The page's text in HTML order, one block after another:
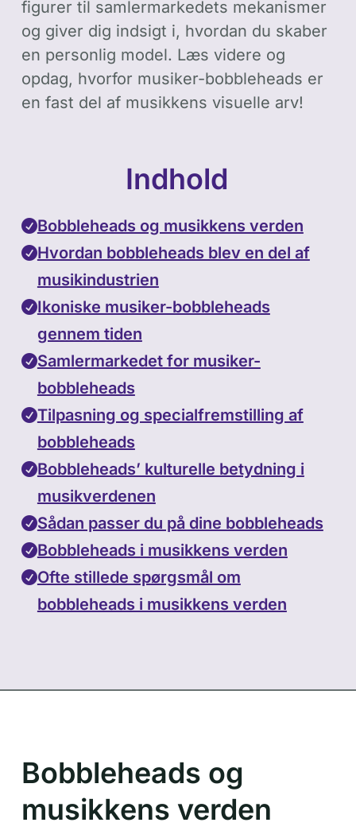
figurer til samlermarkedets mekanismer
og giver dig indsigt i, hvordan du skaber
en personlig model. Læs videre og
opdag, hvorfor musiker-bobbleheads er
en fast del af musikkens visuelle arv!
Indhold
Bobbleheads og musikkens verden
Hvordan bobbleheads blev en del af
musikindustrien
Ikoniske musiker-bobbleheads
gennem tiden
Samlermarkedet for musiker-
bobbleheads
Tilpasning og specialfremstilling af
bobbleheads
Bobbleheads’ kulturelle betydning i
musikverdenen
Sådan passer du på dine bobbleheads
Bobbleheads i musikkens verden
Ofte stillede spørgsmål om
bobbleheads i musikkens verden
Bobbleheads og
musikkens verden